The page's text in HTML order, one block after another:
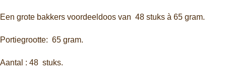
Een grote bakkers voordeeldoos van 48 stuks à 65 gram.
Portiegrootte: 65 gram.
Aantal : 48 stuks.